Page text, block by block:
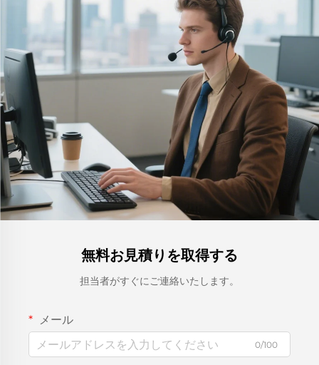
無料お見積りを取得する
担当者がすぐにご連絡いたします。
メール
0/100